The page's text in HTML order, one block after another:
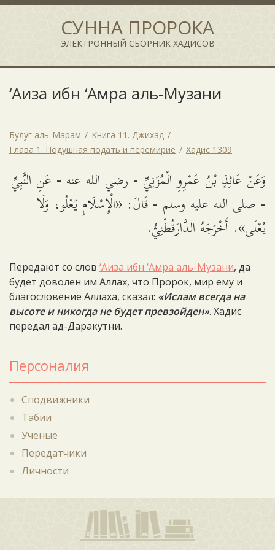
СУННА ПРОРОКА
ЭЛЕКТРОННЫЙ СБОРНИК ХАДИСОВ
‘Аиза ибн ‘Амра аль-Музани
Булуг аль-Марам
Книга 11. Джихад
Глава 1. Подушная подать и перемирие
Хадис 1309
وَعَنْ عَائِذٍ بْنُ عَمْرِوِ الْمُزَنِيِّ - رضي الله عنه - عَنِ النَّبِيِّ
- صلى الله عليه وسلم - قَالَ: «الْإِسْلَامِ يَعْلُو، وَلَا
يُعْلَى». أَخْرَجَهُ الدَّارَقُطْنِيُّ.
Передают со слов ‘Аиза ибн ‘Амра аль-Музани, да
будет доволен им Аллах, что Пророк, мир ему и
благословение Аллаха, сказал: «Ислам всегда на
высоте и никогда не будет превзойден». Хадис
передал ад-Даракутни.
Персоналия
Сподвижники
Табии
Ученые
Передатчики
Личности